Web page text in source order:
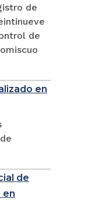
de
de
en
de
en